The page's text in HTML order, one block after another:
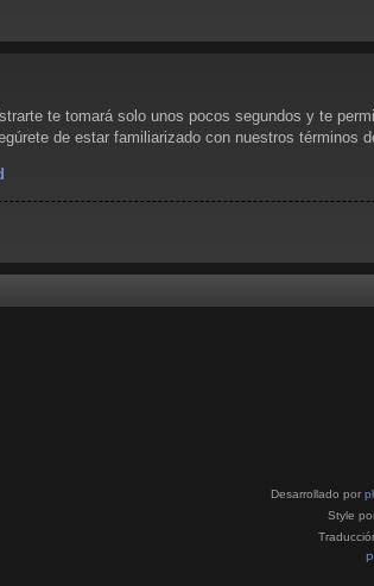
te tomará solo unos pocos segundos y te
de estar familiarizado con nuestros
Desarrollado por
Style